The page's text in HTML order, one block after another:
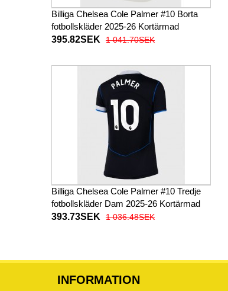
Billiga Chelsea Cole Palmer #10 Borta
fotbollskläder 2025-26 Kortärmad
395.82SEK
1 041.70SEK
Billiga Chelsea Cole Palmer #10 Tredje
fotbollskläder Dam 2025-26 Kortärmad
393.73SEK
1 036.48SEK
INFORMATION